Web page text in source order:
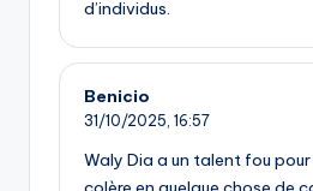
d’individus.
Benicio
31/10/2025, 16:57
Waly Dia a un talent fou